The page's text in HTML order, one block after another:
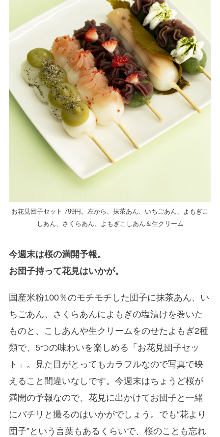
お花見団子セット 799円。左から、抹茶あん、いちごあん、よもぎこ
しあん、さくらあん、よもぎこしあん＆生クリーム
今週末は桜の満開予報。
お団子持って花見はいかが。
国産米粉100％のモチモチした団子に抹茶あん、い
ちごあん、さくらあんによもぎの塩漬けを巻いた
ものと、こしあんや生クリームをのせたよもぎ2種
類で、5つの味わいを楽しめる「お花見団子セッ
ト」。見た目がとってもカラフルなので写真で映
えること間違いなしです。今週末はちょうど桜が
満開の予報なので、花見に出かけてお団子と一緒
にパチリと撮るのはいかがでしょう。でも“花より
団子”という言葉もあるくらいで、桜のことも忘れ